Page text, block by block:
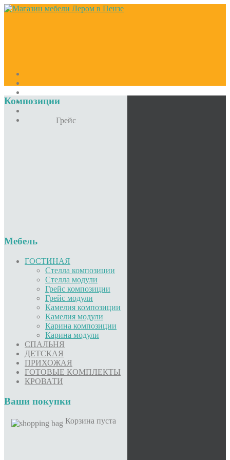
Композиции
Грейс
Мебель
ГОСТИНАЯ
Стелла композиции
Стелла модули
Грейс композиции
Грейс модули
Камелия композиции
Камелия модули
Карина композиции
Карина модули
СПАЛЬНЯ
ДЕТСКАЯ
ПРИХОЖАЯ
ГОТОВЫЕ КОМПЛЕКТЫ
КРОВАТИ
Ваши покупки
Корзина пуста